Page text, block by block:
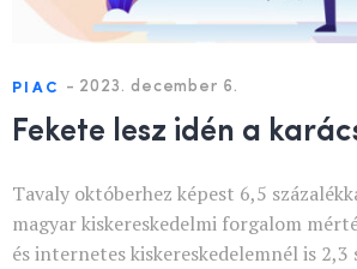
PIAC - 2023. december 6.
Fekete lesz idén a
Tavaly októberhez képest 6,5
magyar kiskereskedelmi forgalom
és internetes kiskereskedelemnél is 2,3